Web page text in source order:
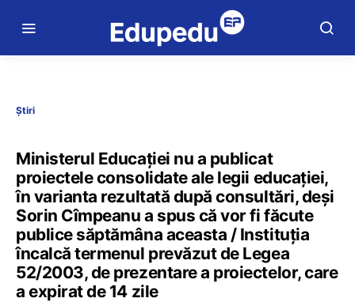
Știri
Ministerul Educației nu a publicat
proiectele consolidate ale legii educației,
în varianta rezultată după consultări, deși
Sorin Cîmpeanu a spus că vor fi făcute
publice săptămâna aceasta / Instituția
încalcă termenul prevăzut de Legea
52/2003, de prezentare a proiectelor, care
a expirat de 14 zile